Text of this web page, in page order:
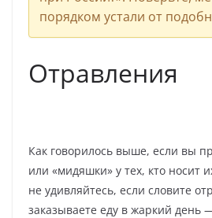
порядком устали от
Отравления
Как говорилось выше, если вы
или «мидяшки» у тех, кто носит
не удивляйтесь, если словите
заказываете еду в жаркий день